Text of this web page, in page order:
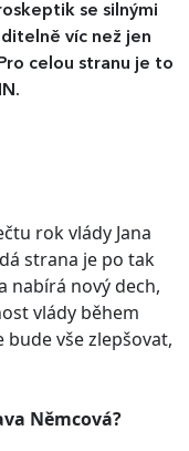
se silnými
víc než jen
celou stranu je to
rok vlády Jana
strana je po tak
nabírá nový dech,
vlády během
bude vše zlepšovat,
Němcová?